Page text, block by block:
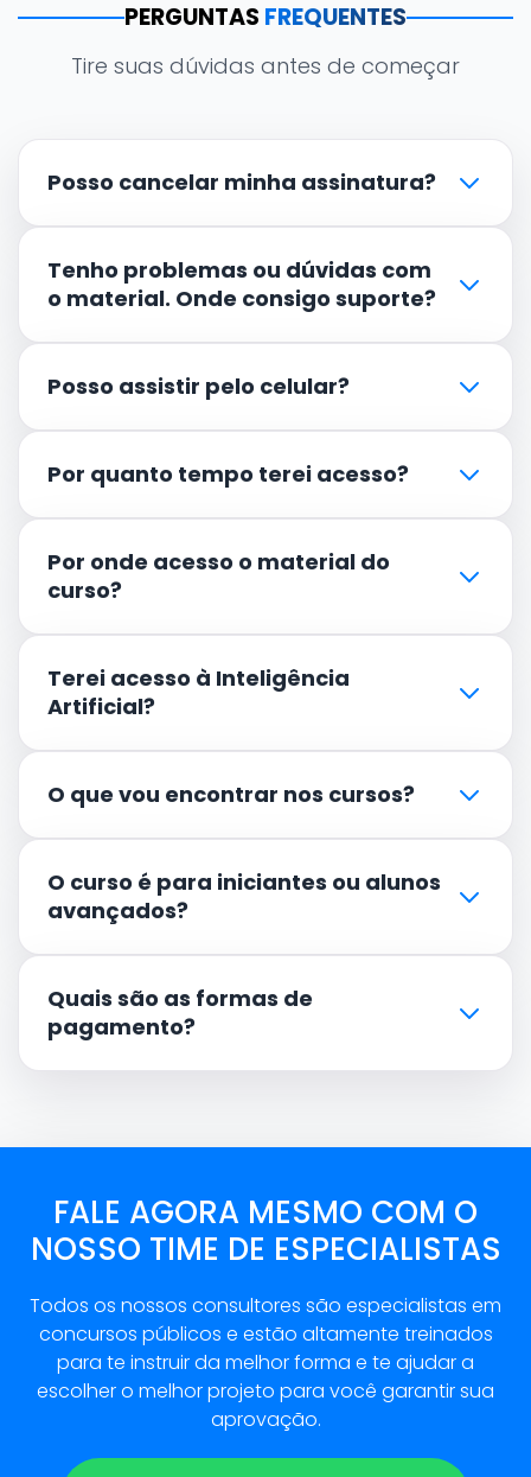
PERGUNTAS FREQUENTES
Tire suas dúvidas antes de começar
Posso cancelar minha assinatura?
Tenho problemas ou dúvidas com
o material. Onde consigo suporte?
Posso assistir pelo celular?
Por quanto tempo terei acesso?
Por onde acesso o material do
curso?
Terei acesso à Inteligência
Artificial?
O que vou encontrar nos cursos?
O curso é para iniciantes ou alunos
avançados?
Quais são as formas de
pagamento?
FALE AGORA MESMO COM O
NOSSO TIME DE ESPECIALISTAS
Todos os nossos consultores são especialistas em
concursos públicos e estão altamente treinados
para te instruir da melhor forma e te ajudar a
escolher o melhor projeto para você garantir sua
aprovação.